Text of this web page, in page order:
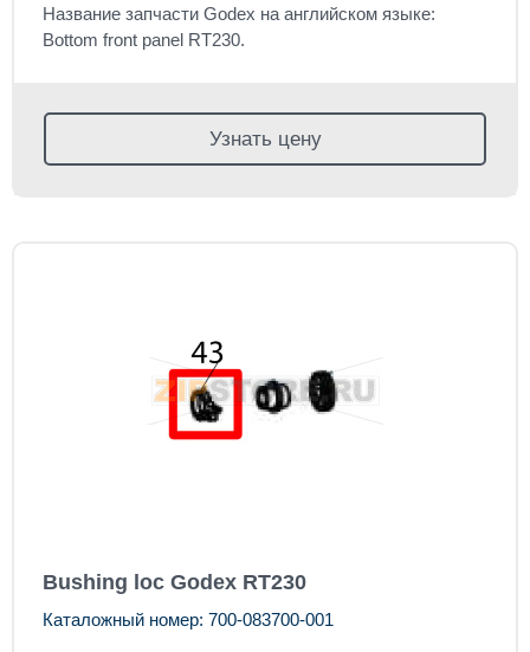
Название запчасти Godex на английском языке:
Bottom front panel RT230.
Узнать цену
Bushing loc Godex RT230
Каталожный номер: 700-083700-001